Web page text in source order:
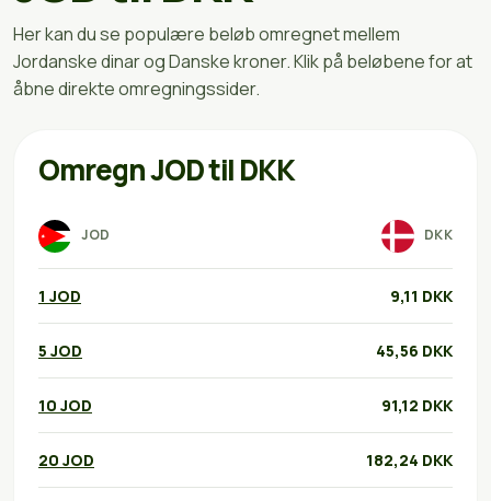
Her kan du se populære beløb omregnet mellem
Jordanske dinar og Danske kroner. Klik på beløbene for at
åbne direkte omregningssider.
Omregn JOD til DKK
JOD DKK
1 JOD 9,11 DKK
5 JOD 45,56 DKK
10 JOD 91,12 DKK
20 JOD 182,24 DKK